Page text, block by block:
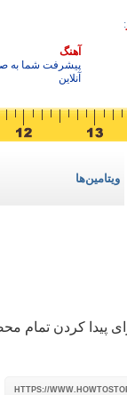
:
آهنگ
پیشرفت شما به
آنلاین
ویتامین‌ها
پیدا کردن تمام